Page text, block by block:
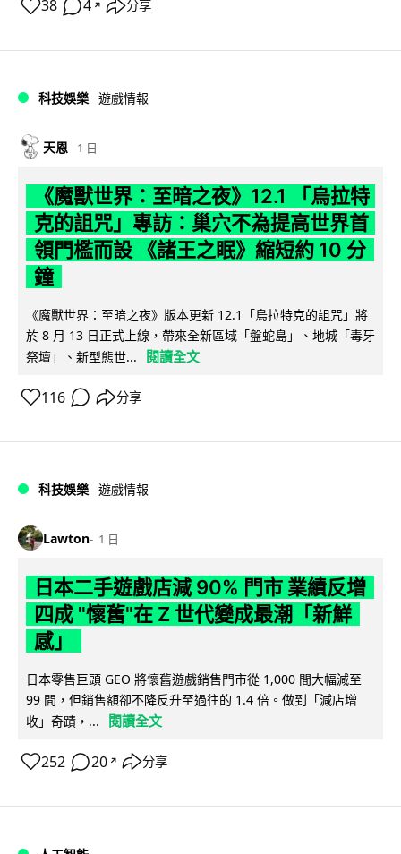
38 4 ↗ 分享
科技娛樂 遊戲情報
天恩 1 日
《魔獸世界：至暗之夜》12.1 「烏拉特
克的詛咒」專訪：巢穴不為提高世界首
領門檻而設 《諸王之眠》縮短約 10 分
鐘
《魔獸世界：至暗之夜》版本更新 12.1「烏拉特克的詛咒」將
於 8 月 13 日正式上線，帶來全新區域「盤蛇島」、地城「毒牙
祭壇」、新型態世...
閱讀全文
116 分享
科技娛樂 遊戲情報
Lawton 1 日
日本二手遊戲店減 90% 門市 業績反增
四成 "懷舊"在 Z 世代變成最潮「新鮮
感」
日本零售巨頭 GEO 將懷舊遊戲銷售門市從 1,000 間大幅減至
99 間，但銷售額卻不降反升至過往的 1.4 倍。做到「減店增
收」奇蹟，...
閱讀全文
252 20 ↗ 分享